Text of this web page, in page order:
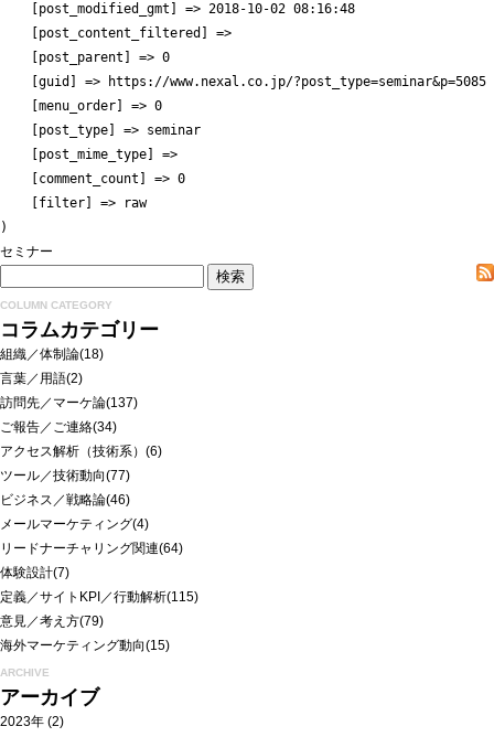
    [post_modified_gmt] => 2018-10-02 08:16:48
    [post_content_filtered] =>
    [post_parent] => 0
    [guid] => https://www.nexal.co.jp/?post_type=seminar&p=5085
    [menu_order] => 0
    [post_type] => seminar
    [post_mime_type] =>
    [comment_count] => 0
    [filter] => raw
セミナー
COLUMN CATEGORY
コラムカテゴリー
組織／体制論(18)
言葉／用語(2)
訪問先／マーケ論(137)
ご報告／ご連絡(34)
アクセス解析（技術系） (6)
ツール／技術動向(77)
ビジネス／戦略論(46)
メールマーケティング(4)
リードナーチャリング関連(64)
体験設計(7)
定義／サイトKPI／行動解析(115)
意見／考え方(79)
海外マーケティング動向(15)
ARCHIVE
アーカイブ
2023年 (2)